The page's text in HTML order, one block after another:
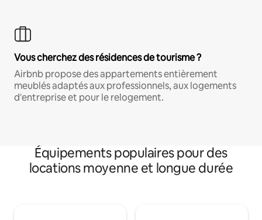
Vous cherchez des résidences de tourisme ?
Airbnb propose des appartements entièrement
meublés adaptés aux professionnels, aux logements
d'entreprise et pour le relogement.
Équipements populaires pour des
locations moyenne et longue durée